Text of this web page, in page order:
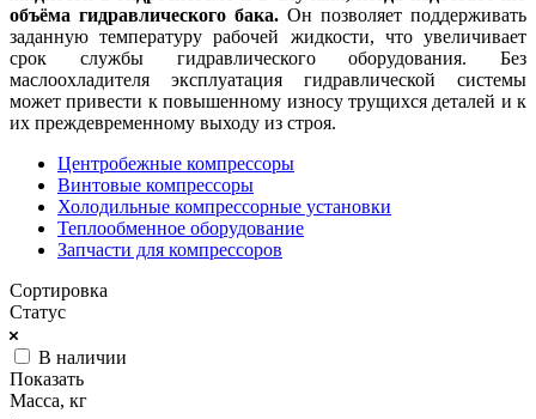
объёма гидравлического бака. Он позволяет поддерживать
заданную температуру рабочей жидкости, что увеличивает
срок службы гидравлического оборудования. Без
маслоохладителя эксплуатация гидравлической системы
может привести к повышенному износу трущихся деталей и к
их преждевременному выходу из строя.
Центробежные компрессоры
Винтовые компрессоры
Холодильные компрессорные установки
Теплообменное оборудование
Запчасти для компрессоров
Сортировка
Статус
В наличии
Показать
Масса, кг